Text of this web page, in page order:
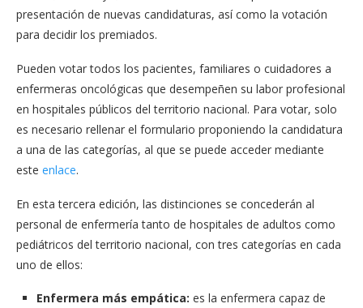
presentación de nuevas candidaturas, así como la votación
para decidir los premiados.
Pueden votar todos los pacientes, familiares o cuidadores a
enfermeras oncológicas que desempeñen su labor profesional
en hospitales públicos del territorio nacional. Para votar, solo
es necesario rellenar el formulario proponiendo la candidatura
a una de las categorías, al que se puede acceder mediante
este enlace.
En esta tercera edición, las distinciones se concederán al
personal de enfermería tanto de hospitales de adultos como
pediátricos del territorio nacional, con tres categorías en cada
uno de ellos:
Enfermera más empática: es la enfermera capaz de